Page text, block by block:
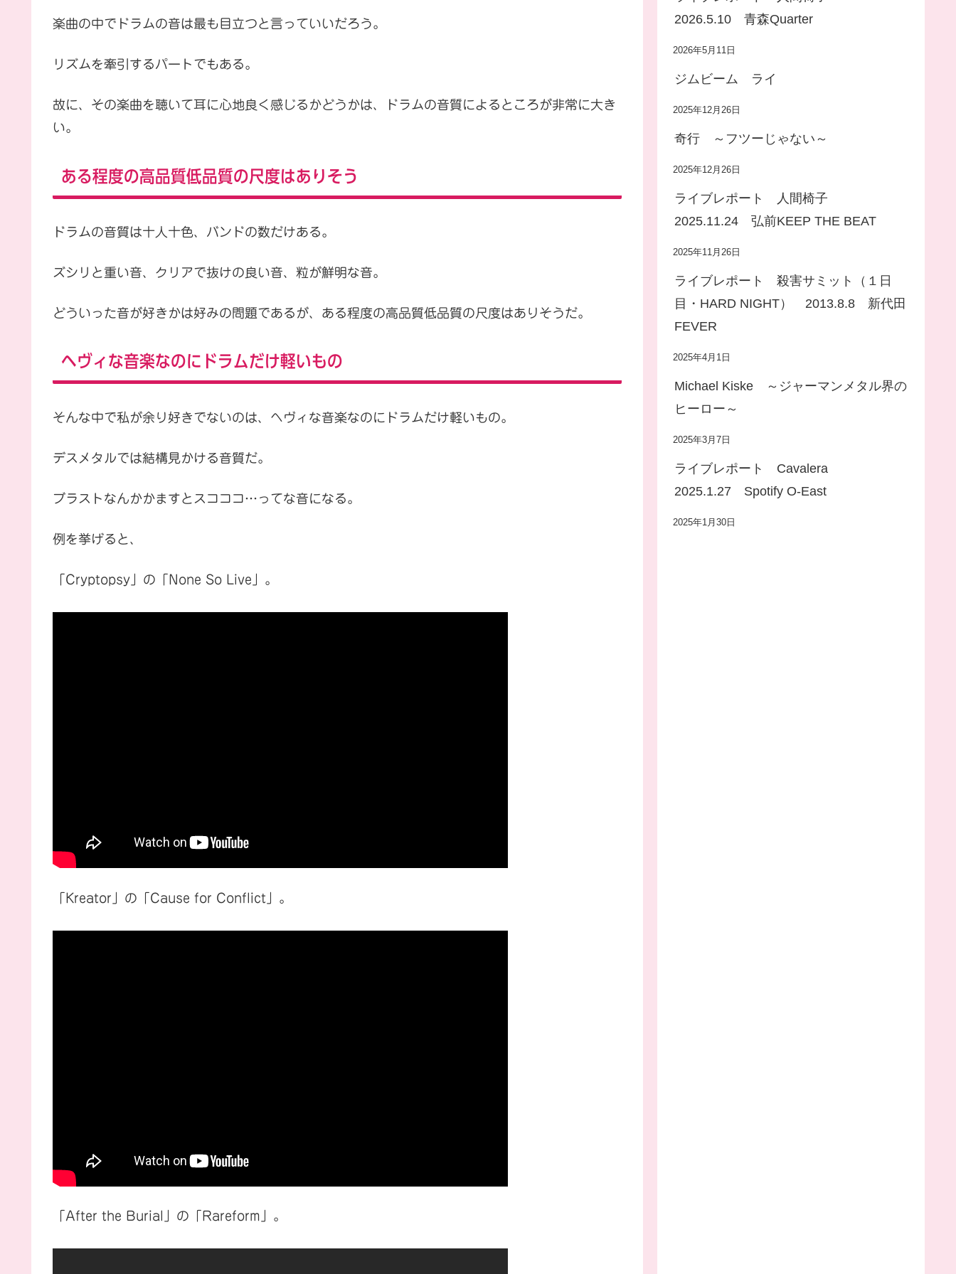
楽曲の中でドラムの音は最も目立つと言っていいだろう。
リズムを牽引するパートでもある。
故に、その楽曲を聴いて耳に心地良く感じるかどうかは、ドラムの音質によるところが非常に大き
い。
ある程度の高品質低品質の尺度はありそう
ドラムの音質は十人十色、バンドの数だけある。
ズシリと重い音、クリアで抜けの良い音、粒が鮮明な音。
どういった音が好きかは好みの問題であるが、ある程度の高品質低品質の尺度はありそうだ。
ヘヴィな音楽なのにドラムだけ軽いもの
そんな中で私が余り好きでないのは、ヘヴィな音楽なのにドラムだけ軽いもの。
デスメタルでは結構見かける音質だ。
ブラストなんかかますとスコココ…ってな音になる。
例を挙げると、
「Cryptopsy」の「None So Live」。
「Kreator」の「Cause for Conflict」。
「After the Burial」の「Rareform」。
2026.5.10 青森Quarter
2026年5月11日
ジムビーム ライ
2025年12月26日
奇行 ～フツーじゃない～
2025年12月26日
ライブレポート 人間椅子
2025.11.24 弘前KEEP THE BEAT
2025年11月26日
ライブレポート 殺害サミット（１日
目・HARD NIGHT） 2013.8.8 新代田
FEVER
2025年4月1日
Michael Kiske ～ジャーマンメタル界の
ヒーロー～
2025年3月7日
ライブレポート Cavalera
2025.1.27 Spotify O-East
2025年1月30日